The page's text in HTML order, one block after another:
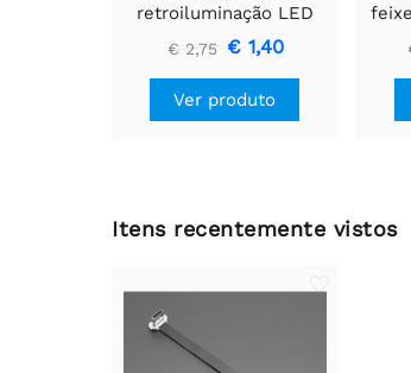
retroiluminação LED
branco - Pequeno 12
mm x 40 mm
€ 2,75 € 1,40
Ver produto
Itens recentemente vistos